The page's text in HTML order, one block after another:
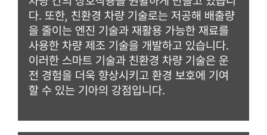
다. 또한, 친환경 차량 기술로는 저공해 배출량
을 줄이는 엔진 기술과 재활용 가능한 재료를
사용한 차량 제조 기술을 개발하고 있습니다.
이러한 스마트 기술과 친환경 차량 기술은 운
전 경험을 더욱 향상시키고 환경 보호에 기여
할 수 있는 기아의 강점입니다.